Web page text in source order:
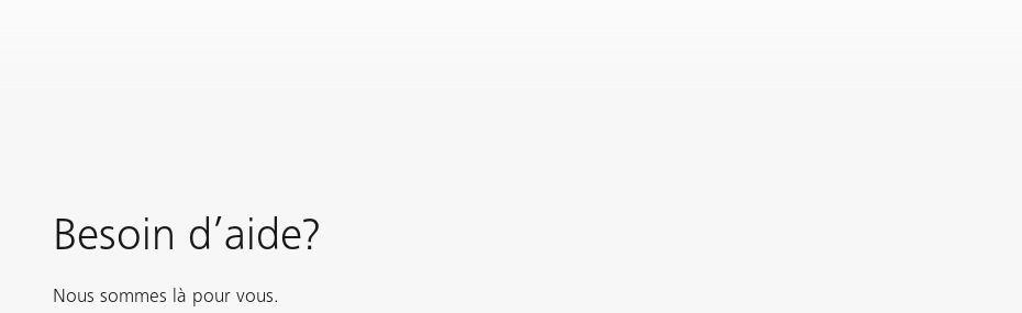
Besoin d’aide?
Nous sommes là pour vous.